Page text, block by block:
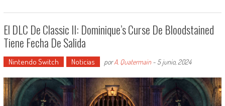
El DLC De Classic II: Dominique’s Curse De Bloodstained
Tiene Fecha De Salida
Nintendo Switch Noticias porA. Quatermain- 5 junio, 2024